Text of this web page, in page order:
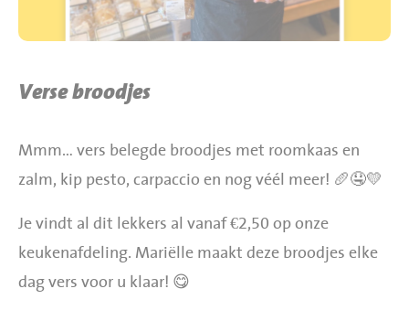
Verse broodjes
Mmm… vers belegde broodjes met roomkaas en
zalm, kip pesto, carpaccio en nog véél meer! 🥖🤤💛
Je vindt al dit lekkers al vanaf €2,50 op onze
keukenafdeling. Mariëlle maakt deze broodjes elke
dag vers voor u klaar! 😋